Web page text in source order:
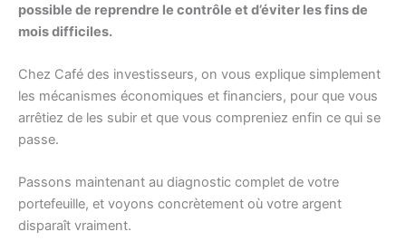
possible de reprendre le contrôle et d’éviter les fins de
mois difficiles.
Chez Café des investisseurs, on vous explique simplement
les mécanismes économiques et financiers, pour que vous
arrêtiez de les subir et que vous compreniez enfin ce qui se
passe.
Passons maintenant au diagnostic complet de votre
portefeuille, et voyons concrètement où votre argent
disparaît vraiment.